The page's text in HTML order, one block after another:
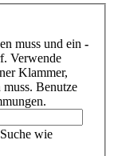
muss und ein -
Verwende
Klammer,
Benutze
wie